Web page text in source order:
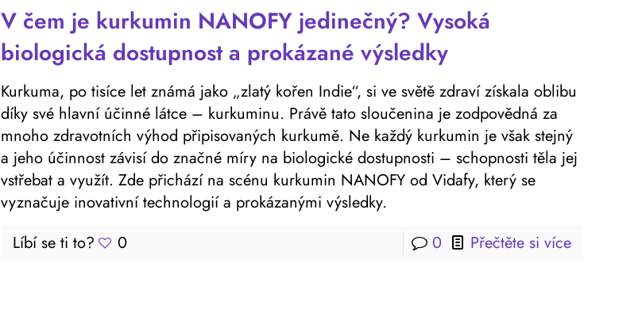
V čem je kurkumin NANOFY jedinečný? Vysoká
biologická dostupnost a prokázané výsledky
Kurkuma, po tisíce let známá jako „zlatý kořen Indie“, si ve světě zdraví získala oblibu
díky své hlavní účinné látce – kurkuminu. Právě tato sloučenina je zodpovědná za
mnoho zdravotních výhod připisovaných kurkumě. Ne každý kurkumin je však stejný
a jeho účinnost závisí do značné míry na biologické dostupnosti – schopnosti těla jej
vstřebat a využít. Zde přichází na scénu kurkumin NANOFY od Vidafy, který se
vyznačuje inovativní technologií a prokázanými výsledky.
Líbí se ti to?
0 0 Přečtěte si více